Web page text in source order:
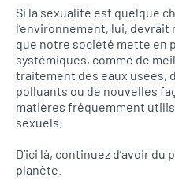
Si la sexualité est quelque
l’environnement, lui, devrait
que notre société mette en
systémiques, comme de
traitement des eaux usées,
polluants ou de nouvelles
matières fréquemment
sexuels.
D’ici là, continuez d’avoir
planète.